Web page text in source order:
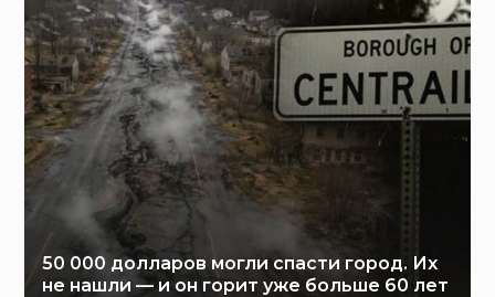
50 000 долларов могли спасти город. Их
не нашли — и он горит уже больше 60 лет